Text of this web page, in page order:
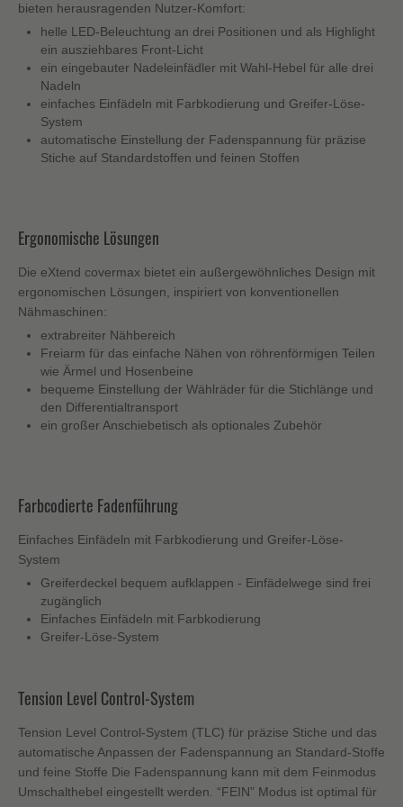
bieten herausragenden Nutzer-Komfort:
helle LED-Beleuchtung an drei Positionen und als Highlight
ein ausziehbares Front-Licht
ein eingebauter Nadeleinfädler mit Wahl-Hebel für alle drei
Nadeln
einfaches Einfädeln mit Farbkodierung und Greifer-Löse-
System
automatische Einstellung der Fadenspannung für präzise
Stiche auf Standardstoffen und feinen Stoffen
Ergonomische Lösungen
Die eXtend covermax bietet ein außergewöhnliches Design mit
ergonomischen Lösungen, inspiriert von konventionellen
Nähmaschinen:
extrabreiter Nähbereich
Freiarm für das einfache Nähen von röhrenförmigen Teilen
wie Ärmel und Hosenbeine
bequeme Einstellung der Wählräder für die Stichlänge und
den Differentialtransport
ein großer Anschiebetisch als optionales Zubehör
Farbcodierte Fadenführung
Einfaches Einfädeln mit Farbkodierung und Greifer-Löse-
System
Greiferdeckel bequem aufklappen - Einfädelwege sind frei
zugänglich
Einfaches Einfädeln mit Farbkodierung
Greifer-Löse-System
Tension Level Control-System
Tension Level Control-System (TLC) für präzise Stiche und das
automatische Anpassen der Fadenspannung an Standard-Stoffe
und feine Stoffe Die Fadenspannung kann mit dem Feinmodus
Umschalthebel eingestellt werden. “FEIN” Modus ist optimal für